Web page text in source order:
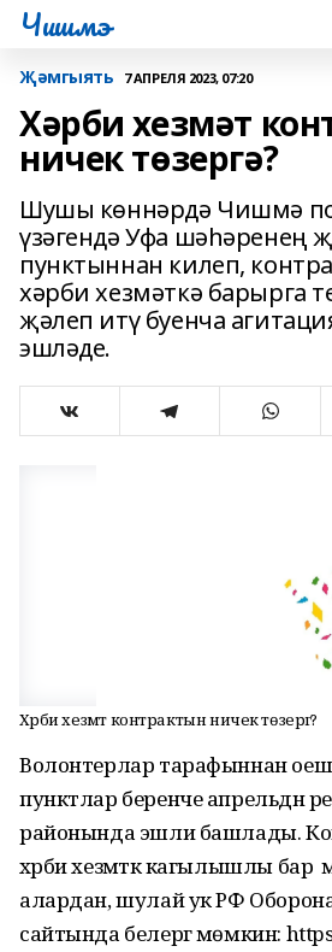
Чишмэ
Җәмгыять 7 АПРЕЛЯ 2023, 07:20
Хәрби хезмәт
ничек төзергә?
Шушы көннәрдә Чишмә
үзәгендә Уфа шәһәренең
пунктыннан килеп,
хәрби хезмәткә барырга
җәлеп итү буенча
эшләде.
Хәрби хезмәт контрактын ничек төзергә?
Волонтерлар тарафыннан
пунктлар беренче апрельдән
районында эшли башлады.
хәрби хезмәткә кагылышлы бар
алардан, шулай ук РФ
сайтында белергә мөмкин: